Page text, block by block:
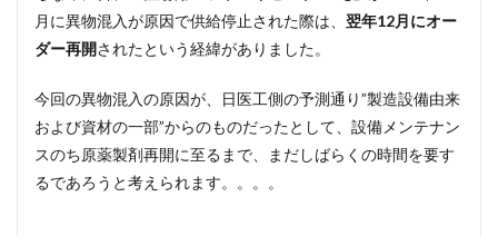
月に異物混入が原因で供給停止された際は、 翌年12月にオー
ダー再開されたという経緯がありました。
今回の異物混入の原因が、日医工側の予測通り”製造設備由来
および資材の⼀部”からのものだったとして、設備メンテナン
スのち原薬製剤再開に至るまで、まだしばらくの時間を要す
るであろうと考えられます。。。。